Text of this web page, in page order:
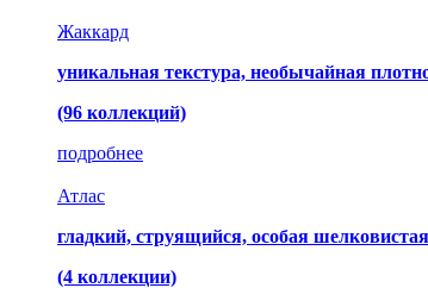
Жаккард
уникальная текстура, необычайная
(96 коллекций)
подробнее
Атлас
гладкий, струящийся, особая
(4 коллекции)